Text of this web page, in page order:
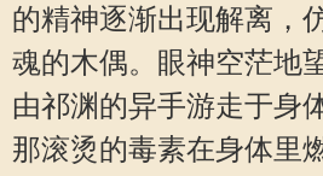
的精神逐渐出现解离，
魂的木偶。眼神空茫地
由祁渊的异手游走于身
那滚烫的毒素在身体里